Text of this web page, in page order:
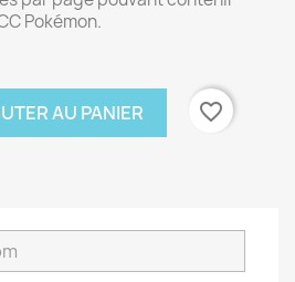
Pokémon.
AU PANIER
favorite_border